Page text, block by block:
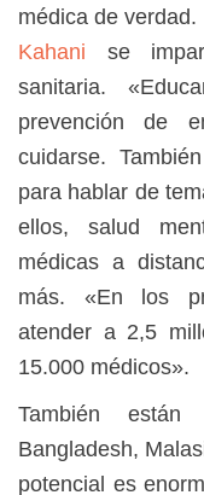
médica de
Kahani se
sanitaria.
prevención de
cuidarse.
para hablar de
ellos, salud
médicas a
más. «En los
atender a 2,5
15.000 médicos».
También
Bangladesh,
potencial es